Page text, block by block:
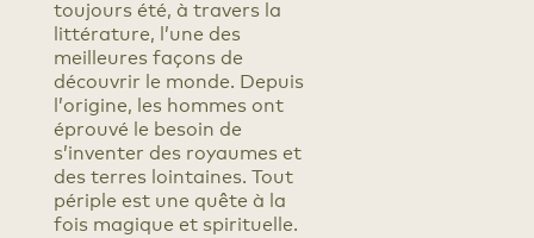
toujours été, à travers la
littérature, l’une des
meilleures façons de
découvrir le monde. Depuis
l’origine, les hommes ont
éprouvé le besoin de
s’inventer des royaumes et
des terres lointaines. Tout
périple est une quête à la
fois magique et spirituelle.